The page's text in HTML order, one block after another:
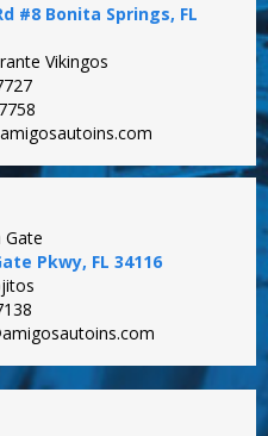
#8 Bonita Springs, FL
Vikingos
Gate
Pkwy, FL 34116